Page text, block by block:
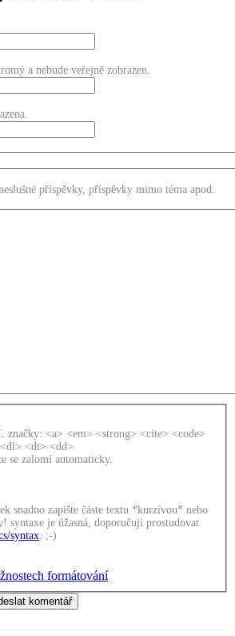
a nebude veřejně zobrazen.
příspěvky, příspěvky mimo téma apod.
značky: <a> <em> <strong> <cite> <code>
<dt> <dd>
se zalomí automaticky.
snadno zapište částe textu *kurzívou* nebo
syntaxe je úžasná, doporučuji prostudovat
syntax . ;-)
formátování